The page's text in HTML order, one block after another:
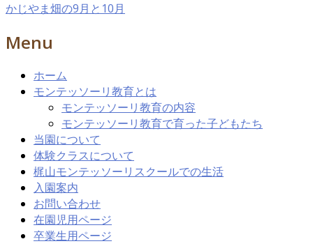
かじやま畑の9月と10月
Menu
ホーム
モンテッソーリ教育とは
モンテッソーリ教育の内容
モンテッソーリ教育で育った子どもたち
当園について
体験クラスについて
梶山モンテッソーリスクールでの生活
入園案内
お問い合わせ
在園児用ページ
卒業生用ページ